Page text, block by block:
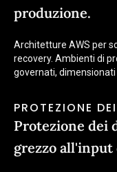
produzione.
Architetture AWS per
recovery. Ambienti di
governati,
PROTEZIONE
Protezione dei
grezzo all'input